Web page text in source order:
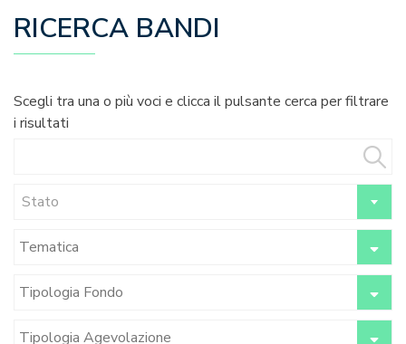
RICERCA BANDI
Scegli tra una o più voci e clicca il pulsante cerca per filtrare
i risultati
Stato